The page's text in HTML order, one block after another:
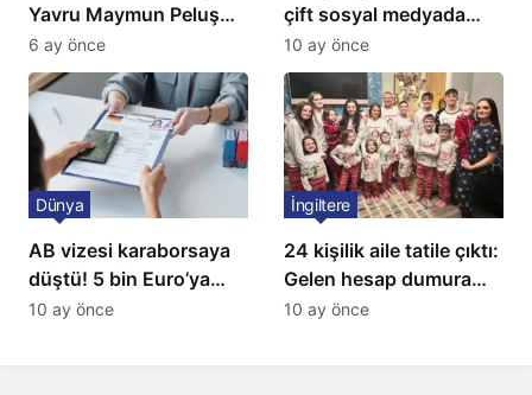
Yavru Maymun Peluş
Oyuncağını Anne Bildi
6 ay önce
çift sosyal medyada
gündem oldu
10 ay önce
AB vizesi karaborsaya
düştü! 5 bin Euro’ya
varan fiyatlarla
Dünya
10 ay önce
24 kişilik aile tatile çıktı:
Gelen hesap dumura
uğrattı
İngiltere
10 ay önce